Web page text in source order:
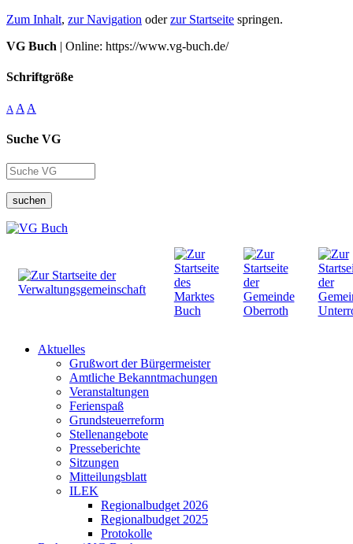
Zum Inhalt, zur Navigation oderzur Startseite springen.
VG Buch | Online: https://www.vg-buch.de/
Schriftgröße
A A A
Suche VG
suchen
Aktuelles
Grußwort der Bürgermeister
Amtliche Bekanntmachungen
Veranstaltungen
Ferienspaß
Grundsteuerreform
Stellenangebote
Presseberichte
Sitzungen
Mitteilungsblatt
ILEK
Regionalbudget 2026
Regionalbudget 2025
Protokolle